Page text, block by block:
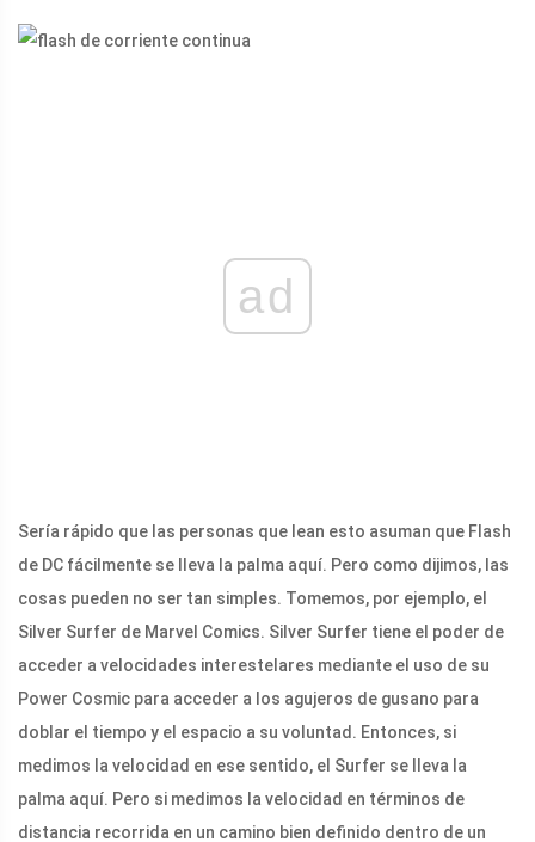
ad
Sería rápido que las personas que lean esto asuman que Flash
de DC fácilmente se lleva la palma aquí. Pero como dijimos, las
cosas pueden no ser tan simples. Tomemos, por ejemplo, el
Silver Surfer de Marvel Comics. Silver Surfer tiene el poder de
acceder a velocidades interestelares mediante el uso de su
Power Cosmic para acceder a los agujeros de gusano para
doblar el tiempo y el espacio a su voluntad. Entonces, si
medimos la velocidad en ese sentido, el Surfer se lleva la
palma aquí. Pero si medimos la velocidad en términos de
distancia recorrida en un camino bien definido dentro de un